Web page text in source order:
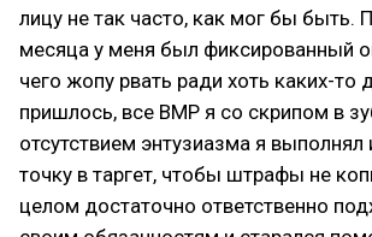
лицу не так часто, как мог бы быть.
месяца у меня был фиксированный
чего жопу рвать ради хоть каких-то
пришлось, все ВМР я со скрипом в
отсутствием энтузиазма я
точку в таргет, чтобы штрафы не
целом достаточно ответственно